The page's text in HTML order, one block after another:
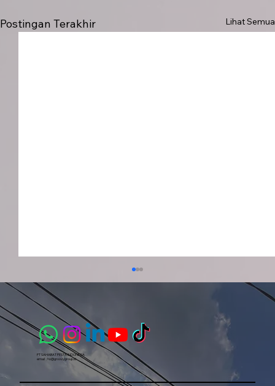
Postingan Terakhir Lihat Semua
PT SAHABAT PESTA INDONESIA​
email :ho@groovygroup.id